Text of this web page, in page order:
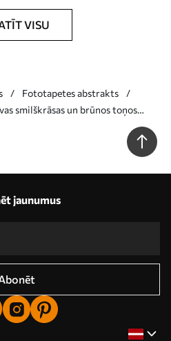
VISU
Fototapetes abstrakts
smilškrāsas un brūnos toņos
jaunumus